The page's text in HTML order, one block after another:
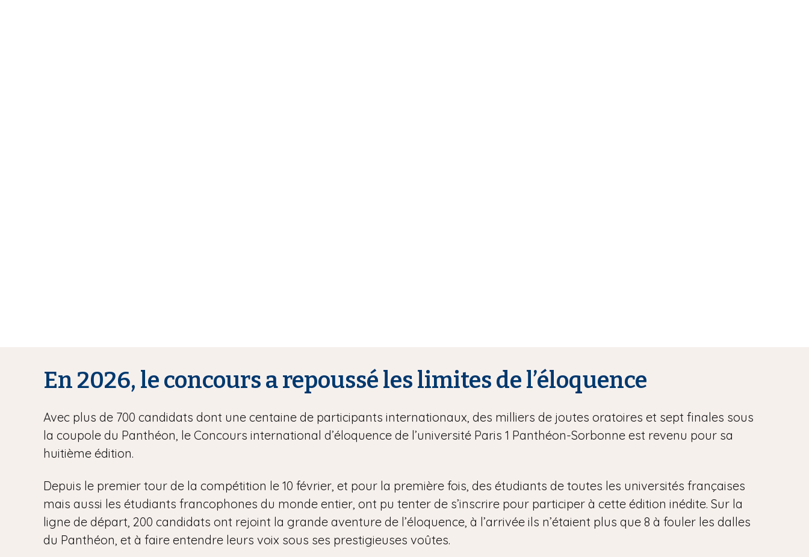
En 2026, le concours a repoussé les limites de l’éloquence
Avec plus de 700 candidats dont une centaine de participants internationaux, des milliers de joutes oratoires et sept finales sous
la coupole du Panthéon, le Concours international d’éloquence de l’université Paris 1 Panthéon-Sorbonne est revenu pour sa
huitième édition.
Depuis le premier tour de la compétition le 10 février, et pour la première fois, des étudiants de toutes les universités françaises
mais aussi les étudiants francophones du monde entier, ont pu tenter de s’inscrire pour participer à cette édition inédite. Sur la
ligne de départ, 200 candidats ont rejoint la grande aventure de l’éloquence, à l’arrivée ils n’étaient plus que 8 à fouler les dalles
du Panthéon, et à faire entendre leurs voix sous ses prestigieuses voûtes.